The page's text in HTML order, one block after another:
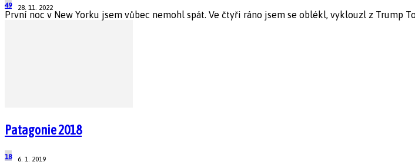
28. 11. 2022
49
První noc v New Yorku jsem vůbec nemohl spát. Ve čtyři ráno jsem se oblékl, vyklouzl z Trump
Patagonie 2018
6. 1. 2019
18